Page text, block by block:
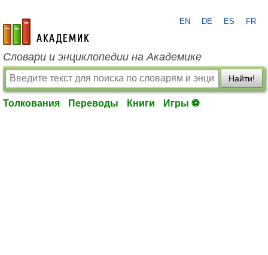
academic.ru
EN DE ES FR
Словари и энциклопедии на Академике
Найти!
Толкования Переводы Книги Игры ⚽